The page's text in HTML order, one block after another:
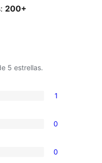
200+
5 estrellas.
1
0
0